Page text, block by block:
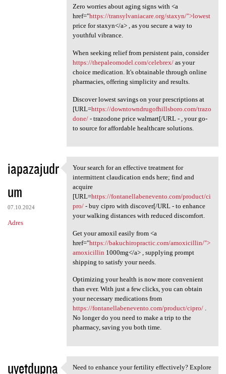
Zero worries about aging signs with <a
href="https://transylvaniacare.org/staxyn/">lowest
price for staxyn</a> , as you secure a way to
youthful vibrance.
When seeking relief from persistent pain, consider
https://thepaleomodel.com/celebrex/as your
choice medication. It's obtainable through online
pharmacies, offering simplicity and results.
Discover lowest savings on your prescriptions at
[URL=https://downtowndrugofhillsboro.com/trazo
done/- trazodone price walmart[/URL - , your go-
to source for affordable healthcare solutions.
iapazajudr
um
07.10.2024
Adres
Your search for an effective
Your search for an effective treatment for
intermittent claudication ends here; find and
acquire
[URL=https://fontanellabenevento.com/product/ci
pro/- buy cipro with discover[/URL - to enhance
your walking distances with reduced discomfort.
Get your amoxil easily from <a
href="https://bakuchiropractic.com/amoxicillin/">
amoxicillin 1000mg</a> , supplying prompt
shipping to satisfy your needs.
Optimizing your health is now more convenient
than ever. With just a few clicks, you can obtain
your necessary medications from
https://fontanellabenevento.com/product/cipro/.
No longer do you need to make a trip to the
pharmacy, saving you both time.
uyetdupna
Need to enhance your fertility effectively? Explore